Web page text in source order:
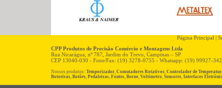
Página Principal |
CPP Produtos de Precisão Comércio e Montagens Ltda
Rua Nicarágua, nº 787, Jardim do Trevo, Campinas – SP
CEP 13040-030 - Fone/Fax: (19) 3278-0755 - Whatsapp: (19) 99927-
Nossos produtos: Temporizador, Comutadores Rotativos, Controlador de
Botoeiras, Botões, Pedaleiras, Fontes, Borne, Voltímetro, Sensores, Interfaces